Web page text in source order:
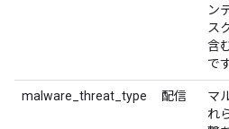
ン
ス
含
で
malware_threat_type 配信
マ
れ